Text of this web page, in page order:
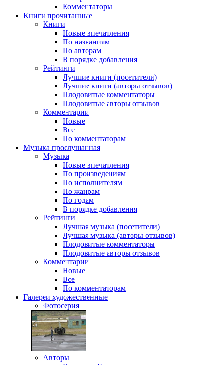
Комментаторы
Книги прочитанные
Книги
Новые впечатления
По названиям
По авторам
В порядке добавления
Рейтинги
Лучшие книги (посетители)
Лучшие книги (авторы отзывов)
Плодовитые комментаторы
Плодовитые авторы отзывов
Комментарии
Новые
Все
По комментаторам
Музыка прослушанная
Музыка
Новые впечатления
По произведениям
По исполнителям
По жанрам
По годам
В порядке добавления
Рейтинги
Лучшая музыка (посетители)
Лучшая музыка (авторы отзывов)
Плодовитые комментаторы
Плодовитые авторы отзывов
Комментарии
Новые
Все
По комментаторам
Галереи художественные
Фотосерия
Авторы